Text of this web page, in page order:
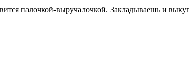
палочкой-выручалочкой. Закладываешь и